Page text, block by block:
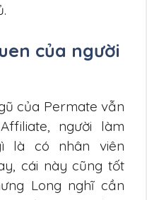
của người
của Permate vẫn
người làm
là có nhân viên
cái này cũng tốt
Long nghĩ cần